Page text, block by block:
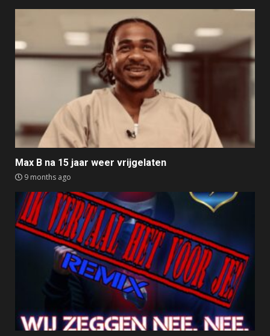
Max B na 15 jaar weer vrijgelaten
9 months ago